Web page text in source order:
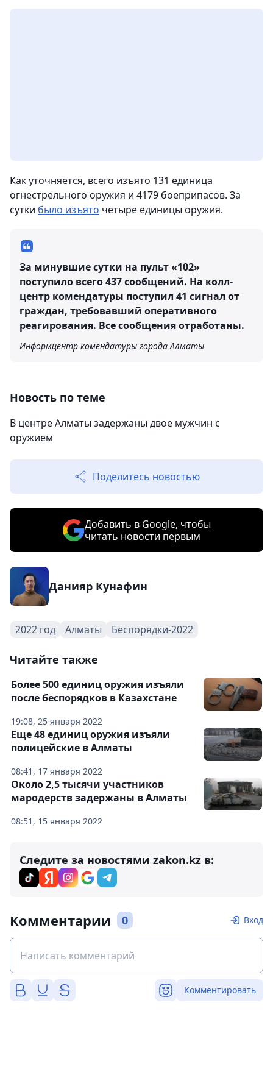
Как уточняется, всего изъято 131 единица
огнестрельного оружия и 4179 боеприпасов. За
сутки было изъято четыре единицы оружия.
За минувшие сутки на пульт «102»
поступило всего 437 сообщений. На колл-
центр комендатуры поступил 41 сигнал от
граждан, требовавший оперативного
реагирования. Все сообщения отработаны.
Информцентр комендатуры города Алматы
Новость по теме
В центре Алматы задержаны двое мужчин с
оружием
Поделитесь новостью
Добавить в Google, чтобы
читать новости первым
Данияр Кунафин
2022 год Алматы Беспорядки-2022
Читайте также
19:08, 25 января 2022
Более 500 единиц оружия изъяли
после беспорядков в Казахстане
08:41, 17 января 2022
Еще 48 единиц оружия изъяли
полицейские в Алматы
08:51, 15 января 2022
Около 2,5 тысячи участников
мародерств задержаны в Алматы
Следите за новостями zakon.kz в:
Комментарии 0 Вход
Комментировать